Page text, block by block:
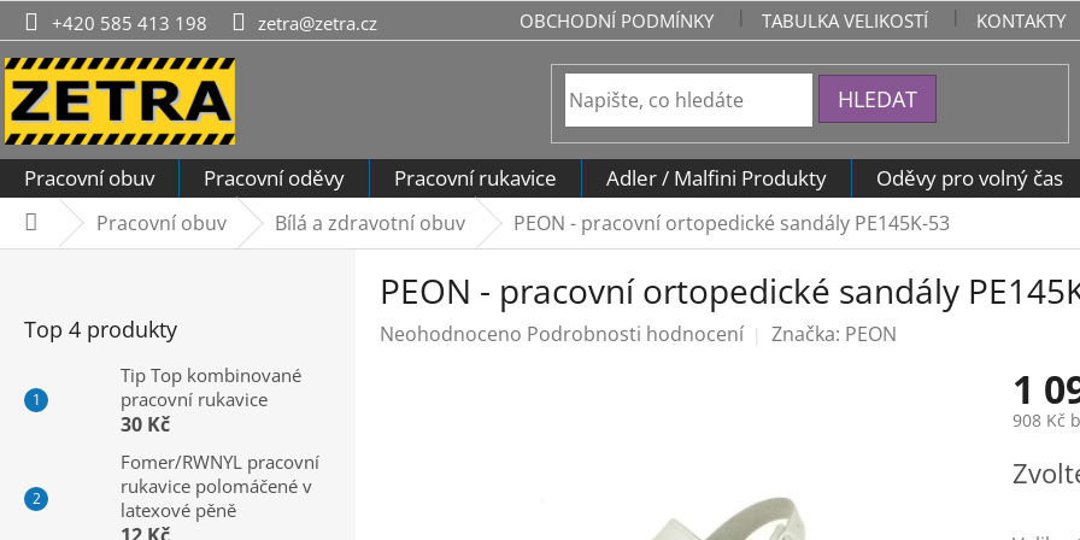
Přejít
na
obsah
+420 585 413 198 zetra@zetra.cz OBCHODNÍ PODMÍNKY TABULKA VELIKOSTÍ KONTAKTY
HLEDAT
Pracovní obuv Pracovní oděvy Pracovní rukavice Adler / Malfini Produkty Oděvy pro volný čas
DomůPracovní obuv Bílá a zdravotní obuv PEON - pracovní ortopedické sandály PE145K-53
Top 4 produkty
Tip Top kombinované
pracovní rukavice
30 Kč
Fomer/RWNYL pracovní
rukavice polomáčené v
latexové pěně
PEON - pracovní ortopedické sandály
Průměrné
Neohodnoceno Podrobnosti hodnocení Značka: PEON
1
908 Kč
cena: